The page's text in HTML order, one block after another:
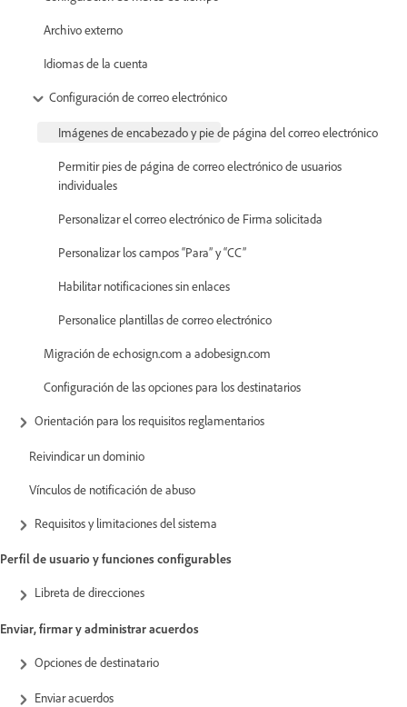
Archivo externo
Idiomas de la cuenta
Configuración de correo electrónico
Imágenes de encabezado y pie de página del correo electrónico
Permitir pies de página de correo electrónico de usuarios
individuales
Personalizar el correo electrónico de Firma solicitada
Personalizar los campos “Para” y “CC”
Habilitar notificaciones sin enlaces
Personalice plantillas de correo electrónico
Migración de echosign.com a adobesign.com
Configuración de las opciones para los destinatarios
Orientación para los requisitos reglamentarios
Reivindicar un dominio
Vínculos de notificación de abuso
Requisitos y limitaciones del sistema
Perfil de usuario y funciones configurables
Libreta de direcciones
Enviar, firmar y administrar acuerdos
Opciones de destinatario
Enviar acuerdos